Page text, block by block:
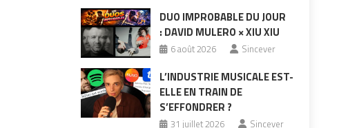
DUO IMPROBABLE DU JOUR
: DAVID MULERO × XIU XIU
6 août 2026 Sincever
L’INDUSTRIE MUSICALE EST-
ELLE EN TRAIN DE
S’EFFONDRER ?
31 juillet 2026 Sincever